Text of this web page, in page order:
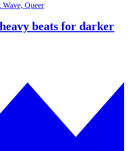
Queer
beats for darker